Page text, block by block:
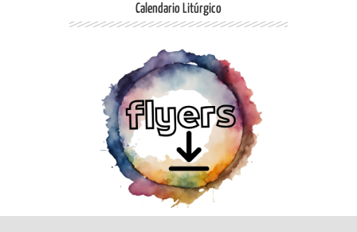
Calendario Litúrgico
Ingresar